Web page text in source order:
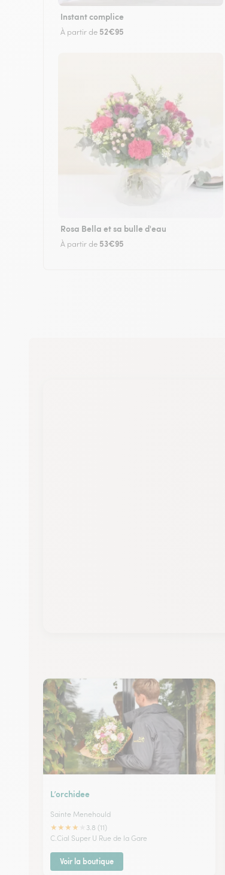
Instant complice
À partir de 52€95
Rosa Bella et sa bulle d'eau
À partir de 53€95
L’orchidee
Sainte Menehould
★★★★
3.8 (11)
C.Cial Super U Rue de la Gare
Voir la boutique